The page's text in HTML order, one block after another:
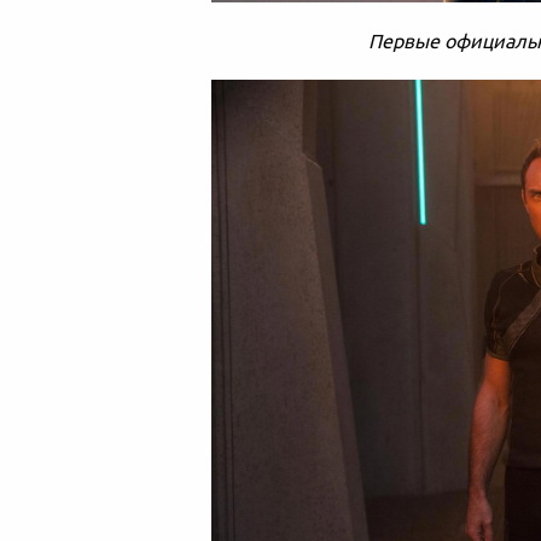
Первые